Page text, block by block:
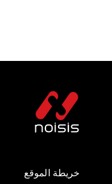
خريطة الموقع